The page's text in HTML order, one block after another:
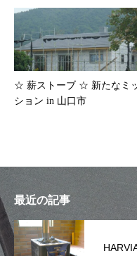
☆ 薪ストーブ ☆ 新たなミ
ション in 山口市
最近の記事